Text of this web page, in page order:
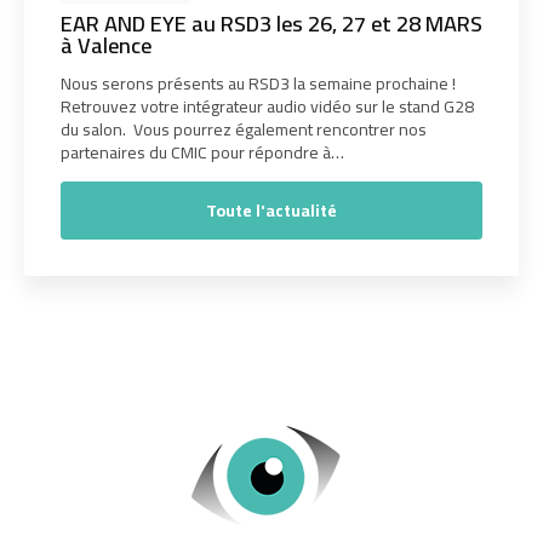
EAR AND EYE au RSD3 les 26, 27 et 28 MARS
à Valence
Nous serons présents au RSD3 la semaine prochaine !
Retrouvez votre intégrateur audio vidéo sur le stand G28
du salon. Vous pourrez également rencontrer nos
partenaires du CMIC pour répondre à…
Toute l'actualité